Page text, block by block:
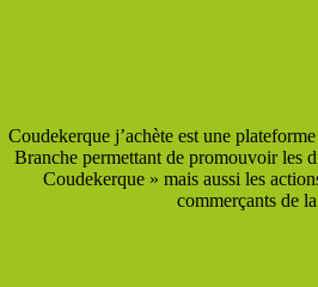
Coudekerque j’achète est une
Branche permettant de promouvoir les
Coudekerque » mais aussi les
commerçants de